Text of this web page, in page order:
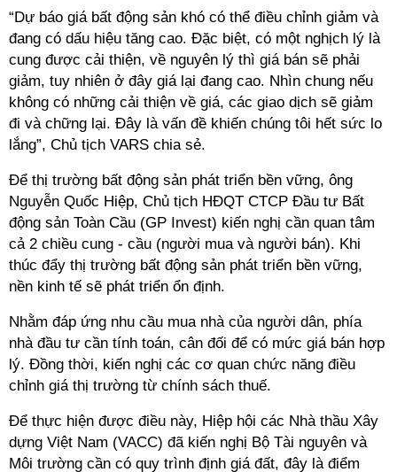
“Dự báo giá bất động sản khó có thể điều chỉnh giảm và
đang có dấu hiệu tăng cao. Đặc biệt, có một nghịch lý là
cung được cải thiện, về nguyên lý thì giá bán sẽ phải
giảm, tuy nhiên ở đây giá lại đang cao. Nhìn chung nếu
không có những cải thiện về giá, các giao dịch sẽ giảm
đi và chững lại. Đây là vấn đề khiến chúng tôi hết sức lo
lắng”, Chủ tịch VARS chia sẻ.
Để thị trường bất động sản phát triển bền vững, ông
Nguyễn Quốc Hiệp, Chủ tịch HĐQT CTCP Đầu tư Bất
động sản Toàn Cầu (GP Invest) kiến nghị cần quan tâm
cả 2 chiều cung - cầu (người mua và người bán). Khi
thúc đẩy thị trường bất động sản phát triển bền vững,
nền kinh tế sẽ phát triển ổn định.
Nhằm đáp ứng nhu cầu mua nhà của người dân, phía
nhà đầu tư cần tính toán, cân đối để có mức giá bán hợp
lý. Đồng thời, kiến nghị các cơ quan chức năng điều
chỉnh giá thị trường từ chính sách thuế.
Để thực hiện được điều này, Hiệp hội các Nhà thầu Xây
dựng Việt Nam (VACC) đã kiến nghị Bộ Tài nguyên và
Môi trường cần có quy trình định giá đất, đây là điểm